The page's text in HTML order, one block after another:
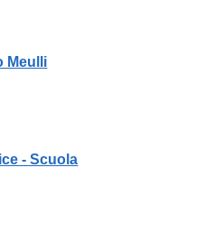
Meulli
- Scuola